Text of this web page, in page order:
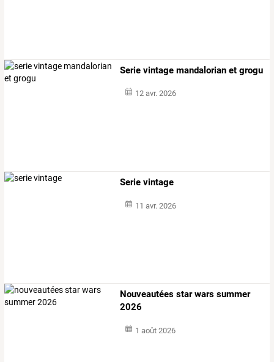
Serie vintage mandalorian et grogu
12 avr. 2026
Serie vintage
11 avr. 2026
Nouveautées star wars summer
2026
1 août 2026